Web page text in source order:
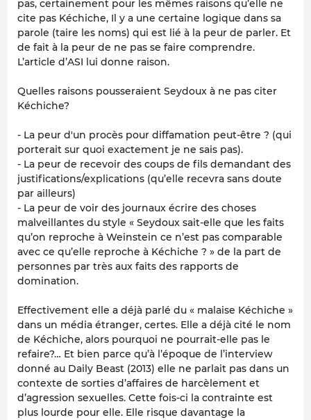
pas, certainement pour les mêmes raisons qu’elle ne
cite pas Kéchiche, Il y a une certaine logique dans sa
parole (taire les noms) qui est lié à la peur de parler. Et
de fait à la peur de ne pas se faire comprendre.
L’article d’ASI lui donne raison.
Quelles raisons pousseraient Seydoux à ne pas citer
Kéchiche?
- La peur d'un procès pour diffamation peut-être ? (qui
porterait sur quoi exactement je ne sais pas).
- La peur de recevoir des coups de fils demandant des
justifications/explications (qu’elle recevra sans doute
par ailleurs)
- La peur de voir des journaux écrire des choses
malveillantes du style « Seydoux sait-elle que les faits
qu’on reproche à Weinstein ce n’est pas comparable
avec ce qu’elle reproche à Kéchiche ? » de la part de
personnes par très aux faits des rapports de
domination.
Effectivement elle a déjà parlé du « malaise Kéchiche »
dans un média étranger, certes. Elle a déjà cité le nom
de Kéchiche, alors pourquoi ne pourrait-elle pas le
refaire?… Et bien parce qu’à l’époque de l’interview
donné au Daily Beast (2013) elle ne parlait pas dans un
contexte de sorties d’affaires de harcèlement et
d’agression sexuelles. Cette fois-ci la contrainte est
plus lourde pour elle. Elle risque davantage la